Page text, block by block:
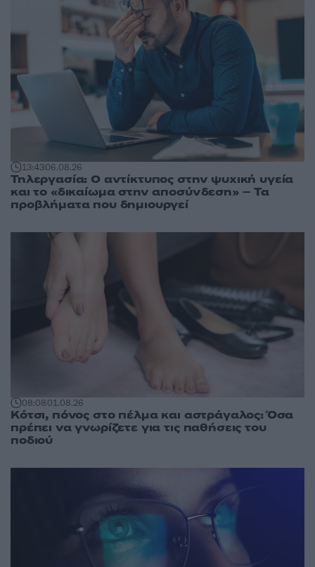
13:4306.08.26
Τηλεργασία: Ο αντίκτυπος στην ψυχική υγεία
και το «δικαίωμα στην αποσύνδεση» – Τα
προβλήματα που δημιουργεί
08:0801.08.26
Κότσι, πόνος στο πέλμα και αστράγαλος: Όσα
πρέπει να γνωρίζετε για τις παθήσεις του
ποδιού